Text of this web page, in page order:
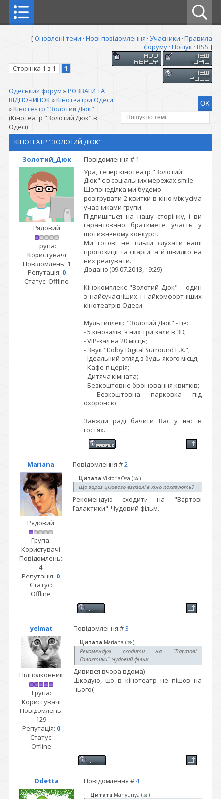
[Оновлені теми · Нові повідомлення · Учасники · Правила
форуму · Пошук · RSS ]
Сторінка 1 з 1 1
Одеський форум »РОЗВАГИ ТА
ВІДПОЧИНОК»Кінотеатри Одеси
»Кінотеатр "Золотий Дюк"
(Кінотеатр "Золотий Дюк" в
Одесі)
КІНОТЕАТР "ЗОЛОТИЙ ДЮК"
Золотий_Дюк
Повідомлення # 1
Рядовий
Група:
Користувачі
Повідомлень: 1
Репутація: 0
Статус: Offline
Ура, тепер кінотеатр "Золотий
Дюк" є в соціальних мережах smile
Щопонеділка ми будемо
розігрувати 2 квитки в кіно між усіма
учасниками групи.
Підпишіться на нашу сторінку, і ви
гарантовано братимете участь у
щотижневому конкурсі.
Ми готові не тільки слухати ваші
пропозиції та скарги, а й швидко на
них реагувати.
Додано (09.07.2013, 19:29)
---------------------------------------------
Кінокомплекс "Золотий Дюк" -- один
з найсучасніших і найкомфортніших
кінотеатрів Одеси.
Мультиплекс "Золотий Дюк" - це:
- 5 кінозалів, з них три зали в 3D;
- VIP-зал на 20 місць;
- Звук "Dolby Digital Surround E.X.";
- Ідеальний огляд з будь-якого місця;
- Кафе-піцерія;
- Дитяча кімната;
- Безкоштовне бронювання квитків;
- Безкоштовна парковка під
охороною.
Завжди раді бачити Вас у нас в
гостях.
Mariana Повідомлення #2
Рядовий
Група:
Користувачі
Повідомлень:
4
Репутація: 0
Статус:
Offline
Цитата ViktoriaOsa ( )
Що зараз цікавого взагалі в кіно показують?
Рекомендую сходити на "Вартові
Галактики". Чудовий фільм.
yelmat Повідомлення #3
Підполковник
Група:
Користувачі
Повідомлень:
129
Репутація: 0
Статус:
Offline
Цитата Mariana ( )
Рекомендую сходити на "Вартові
Галактики". Чудовий фільм.
Дивився вчора вдома)
Шкодую, що в кінотеатр не пішов на
нього(
Odetta Повідомлення #4
Цитата Manyunya ( )